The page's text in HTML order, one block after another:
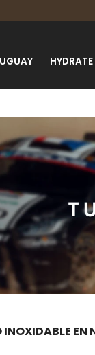
HYDRATE
EN